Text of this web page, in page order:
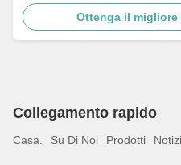
Ottenga il migliore
Collegamento rapido
Casa. Su Di Noi Prodotti